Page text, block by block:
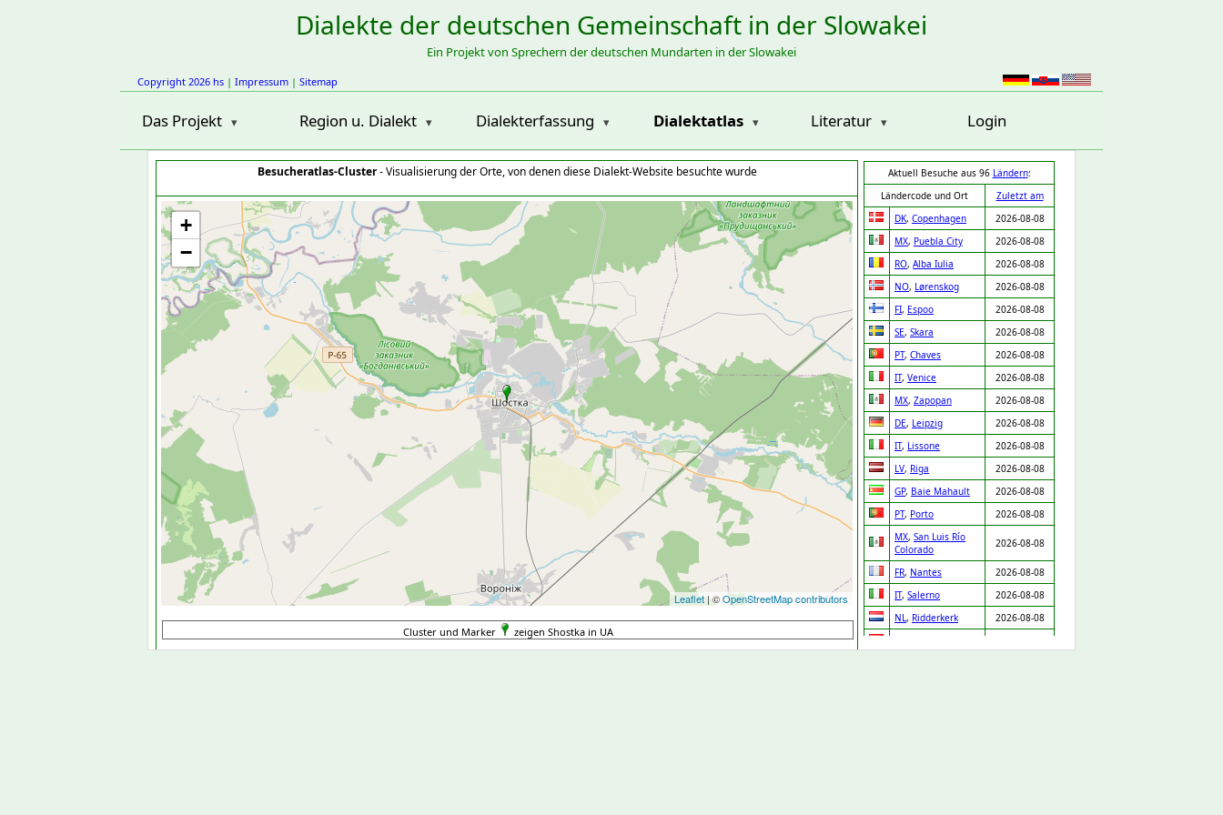
Dialekte der deutschen Gemeinschaft in der Slowakei
Ein Projekt von Sprechern der deutschen Mundarten in der Slowakei
Copyright 2026 hs | Impressum | Sitemap
Das Projekt Region u. Dialekt Dialekterfassung Dialektatlas Literatur Login
Besucheratlas-Cluster- Visualisierung der Orte, von denen diese Dialekt-Website besuchte wurde
+
−
Leaflet | ©OpenStreetMap contributors
Aktuell Besuche aus 96 Ländern:
Ländercode und Ort
Zuletzt am
DK, Copenhagen
2026-08-08
MX, Puebla City
2026-08-08
RO, Alba Iulia
2026-08-08
NO, Lørenskog
2026-08-08
FI, Espoo
2026-08-08
SE, Skara
2026-08-08
PT, Chaves
2026-08-08
IT, Venice
2026-08-08
MX, Zapopan
2026-08-08
DE, Leipzig
2026-08-08
IT, Lissone
2026-08-08
LV, Riga
2026-08-08
GP, Baie Mahault
2026-08-08
PT, Porto
2026-08-08
MX, San Luis Río
Colorado
2026-08-08
FR, Nantes
2026-08-08
IT, Salerno
2026-08-08
NL, Ridderkerk
2026-08-08
Cluster und Marker zeigen Shostka in UA